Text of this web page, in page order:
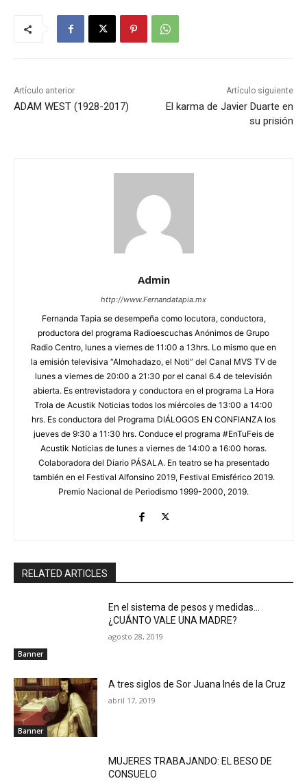
Artículo anterior
ADAM WEST (1928-2017)
Artículo siguiente
El karma de Javier Duarte en
su prisión
Admin
http://www.Fernandatapia.mx
Fernanda Tapia se desempeña como locutora, conductora,
productora del programa Radioescuchas Anónimos de Grupo
Radio Centro, lunes a viernes de 11:00 a 13hrs. Lo mismo que en
la emisión televisiva “Almohadazo, el Noti” del Canal MVS TV de
lunes a viernes de 20:00 a 21:30 por el canal 6.4 de televisión
abierta. Es entrevistadora y conductora en el programa La Hora
Trola de Acustik Noticias todos los miércoles de 13:00 a 14:00
hrs. Es conductora del Programa DIÁLOGOS EN CONFIANZA los
jueves de 9:30 a 11:30 hrs. Conduce el programa #EnTuFeis de
Acustik Noticias de lunes a viernes de 14:00 a 16:00 horas.
Colaboradora del Diario PÁSALA. En teatro se ha presentado
también en el Festival Alfonsino 2019, Festival Emisférico 2019.
Premio Nacional de Periodismo 1999-2000, 2019.
RELATED ARTICLES
Banner
En el sistema de pesos y medidas…
¿CUÁNTO VALE UNA MADRE?
agosto 28, 2019
Banner
A tres siglos de Sor Juana Inés de la Cruz
abril 17, 2019
MUJERES TRABAJANDO: EL BESO DE
CONSUELO